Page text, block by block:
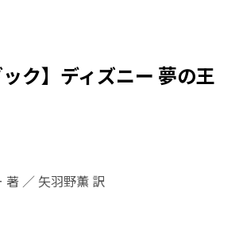
ック】ディズニー 夢の王
著 ／ 矢羽野薫 訳